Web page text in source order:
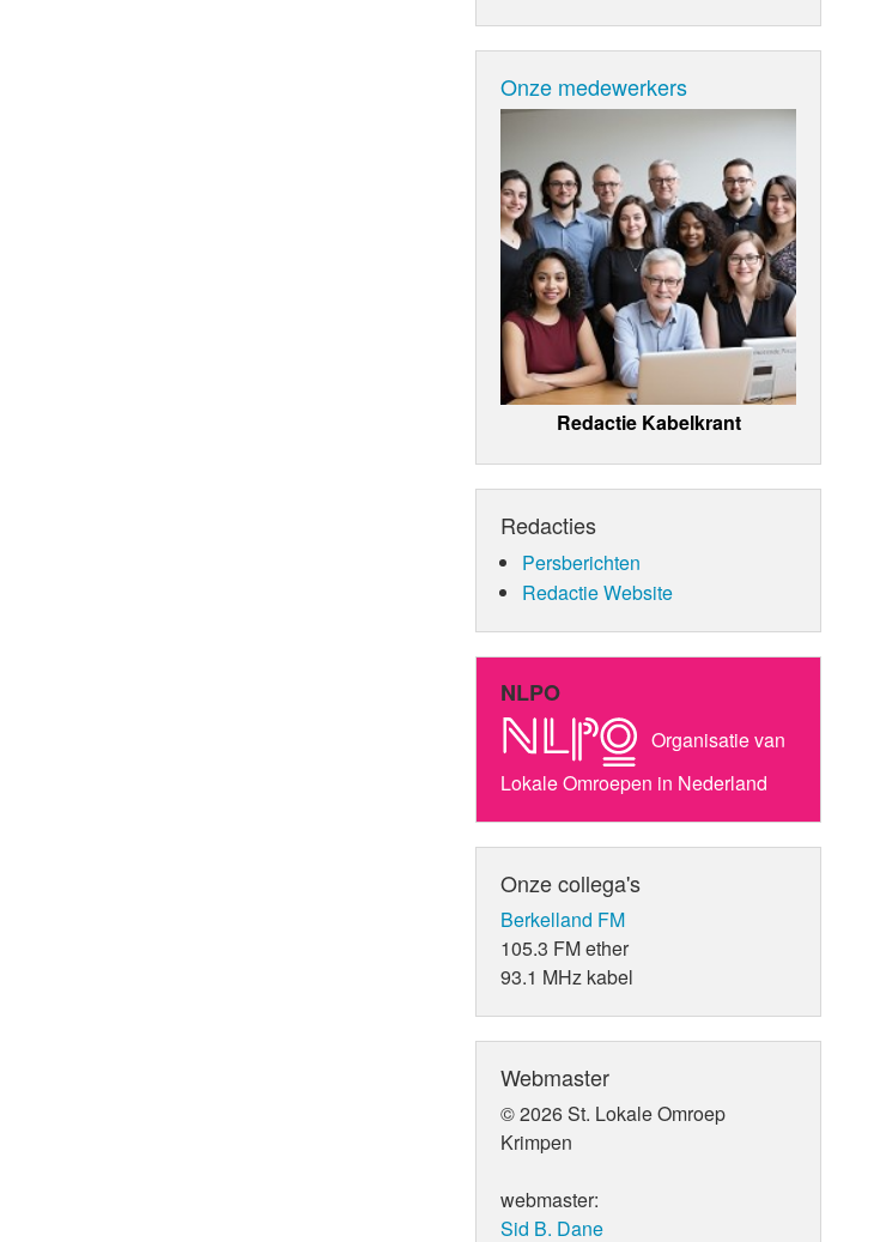
Onze medewerkers
Redactie Kabelkrant
Redacties
Persberichten
Redactie Website
NLPO
Organisatie van
Lokale Omroepen in Nederland
Onze collega's
Berkelland FM
105.3 FM ether
93.1 MHz kabel
Webmaster
© 2026 St. Lokale Omroep
Krimpen
webmaster:
Sid B. Dane